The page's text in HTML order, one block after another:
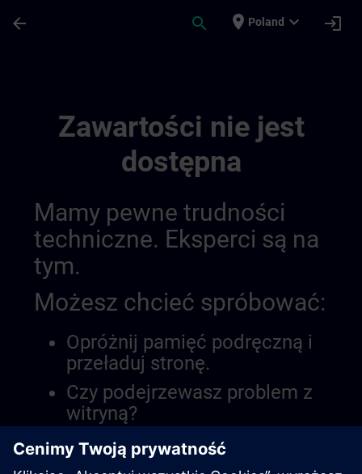
arrow_back search place Poland expand_more login
Zawartości nie jest
dostępna
Mamy pewne trudności
techniczne. Eksperci są na
tym.
Możesz chcieć spróbować:
Opróżnij pamięć podręczną i
przeładuj stronę.
Czy podejrzewasz problem z
witryną?
Zgłoś problem